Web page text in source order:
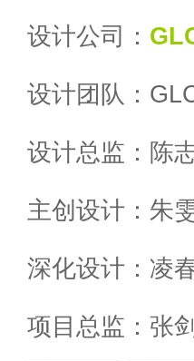
设计公司：
设计团队：
设计总监：陈
主创设计：朱
深化设计：凌
项目总监：张